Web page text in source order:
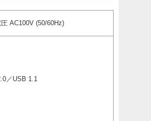
AC100V (50/60Hz)
／USB 1.1